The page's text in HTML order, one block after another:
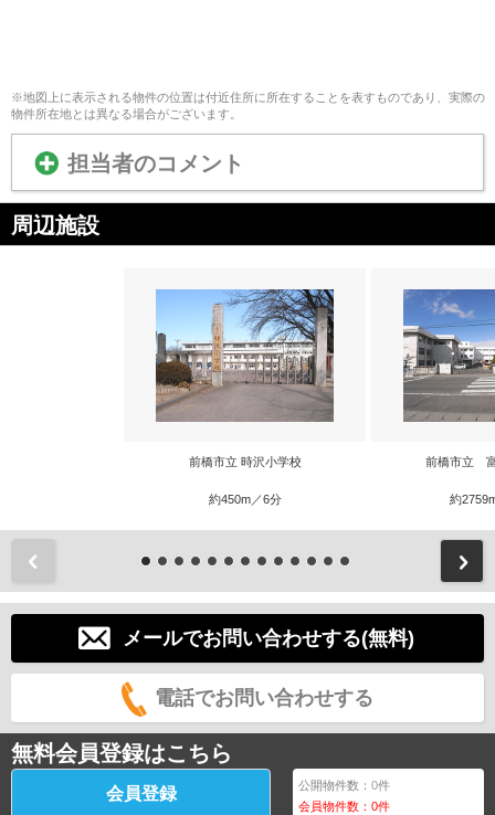
※地図上に表示される物件の位置は付近住所に所在することを表すものであり、実際の
物件所在地とは異なる場合がございます。
担当者のコメント
周辺施設
前橋市立 時沢小学校
約450m／6分
前橋市立
約
メールでお問い合わせする(無料)
電話でお問い合わせする
無料会員登録はこちら
会員登録 公開物件数：0件
会員物件数：0件